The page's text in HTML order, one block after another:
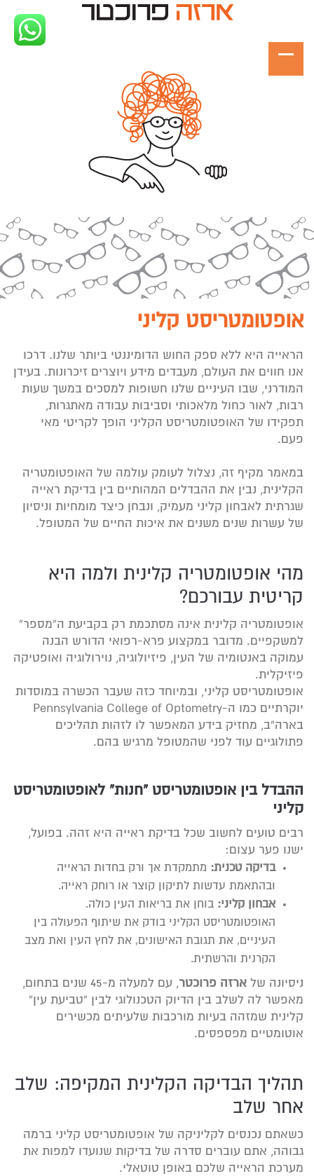
אופטומטריסט קליני
הראייה היא ללא ספק החוש הדומיננטי ביותר שלנו. דרכו
אנו חווים את העולם, מעבדים מידע ויוצרים זיכרונות. בעידן
המודרני, שבו העיניים שלנו חשופות למסכים במשך שעות
רבות, לאור כחול מלאכותי וסביבות עבודה מאתגרות,
תפקידו של האופטומטריסט הקליני הופך לקריטי מאי
פעם.
במאמר מקיף זה, נצלול לעומק עולמה של האופטומטריה
הקלינית, נבין את ההבדלים המהותיים בין בדיקת ראייה
שגרתית לאבחון קליני מעמיק, ונבחן כיצד מומחיות וניסיון
של עשרות שנים משנים את איכות החיים של המטופל.
מהי אופטומטריה קלינית ולמה היא
קריטית עבורכם?
אופטומטריה קלינית אינה מסתכמת רק בקביעת ה”מספר”
למשקפיים. מדובר במקצוע פרא-רפואי הדורש הבנה
עמוקה באנטומיה של העין, פיזיולוגיה, נוירולוגיה ואופטיקה
פיזיקלית.
אופטומטריסט קליני, ובמיוחד כזה שעבר הכשרה במוסדות
יוקרתיים כמו ה-Pennsylvania College of Optometry
בארה”ב, מחזיק בידע המאפשר לו לזהות תהליכים
פתולוגיים עוד לפני שהמטופל מרגיש בהם.
ההבדל בין אופטומטריסט “חנות” לאופטומטריסט
קליני
רבים טועים לחשוב שכל בדיקת ראייה היא זהה. בפועל,
ישנו פער עצום:
בדיקה טכנית: מתמקדת אך ורק בחדות הראייה
ובהתאמת עדשות לתיקון קוצר או רוחק ראייה.
אבחון קליני: בוחן את בריאות העין כולה.
האופטומטריסט הקליני בודק את שיתוף הפעולה בין
העיניים, את תגובת האישונים, את לחץ העין ואת מצב
הקרנית והרשתית.
ניסיונה של ארזה פרוכטר
, עם למעלה מ-45 שנים בתחום,
מאפשר לה לשלב בין הדיוק הטכנולוגי לבין “טביעת עין”
קלינית שמזהה בעיות מורכבות שלעיתים מכשירים
אוטומטיים מפספסים.
תהליך הבדיקה הקלינית המקיפה: שלב
אחר שלב
כשאתם נכנסים לקליניקה של אופטומטריסט קליני ברמה
גבוהה, אתם עוברים סדרה של בדיקות שנועדו למפות את
מערכת הראייה שלכם באופן טוטאלי.